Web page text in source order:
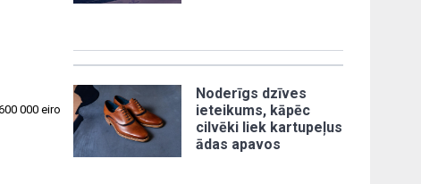
000 eiro
Noderīgs dzīves
ieteikums, kāpēc
cilvēki liek kartupeļus
ādas apavos